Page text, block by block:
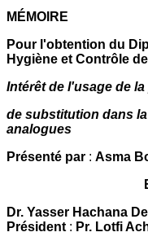
MÉMOIRE
Pour l'obtention du
Hygiène et Contrôle
Intérêt de l'usage de
de substitution dans
analogues
Présenté par : Asma
Dr. Yasser Hachana
Président : Pr. Lotfi